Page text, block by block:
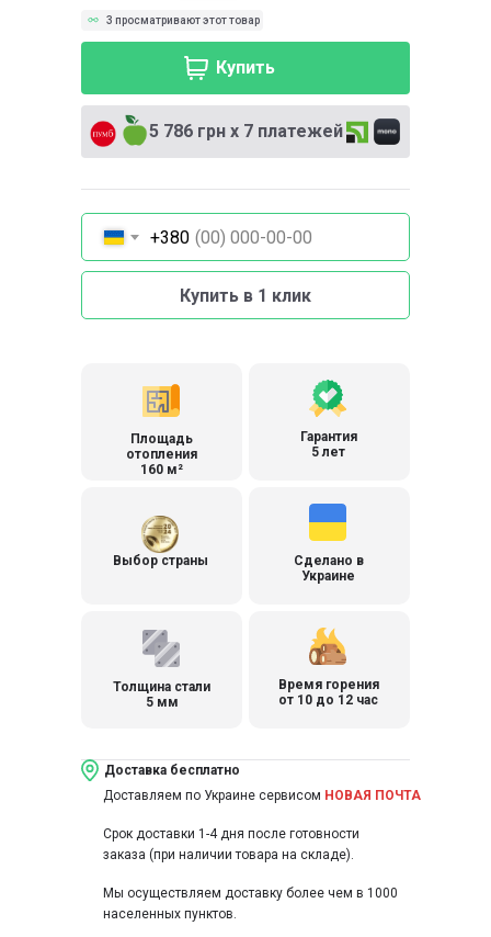
Площадь
отопления
160 м²
Толщина стали
5 мм
+380
Купить в 1 клик
Купить
5 786 грн х 7 платежей
Гарантия
5 лет
Выбор страны
Время горения
от 10 до 12 час
Сделано в
Украине
3 просматривают этот товар
Доставка бесплатно
Доставляем по Украине сервисом НОВАЯ ПОЧТА
Срок доставки 1-4 дня после готовности
заказа (при наличии товара на складе).
Мы осуществляем доставку более чем в 1000
населенных пунктов.